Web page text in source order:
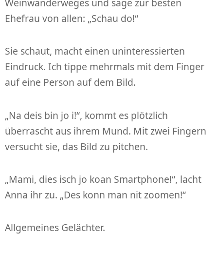
Weinwanderweges und sage zur besten
Ehefrau von allen: „Schau do!“
Sie schaut, macht einen uninteressierten
Eindruck. Ich tippe mehrmals mit dem Finger
auf eine Person auf dem Bild.
„Na deis bin jo i!“, kommt es plötzlich
überrascht aus ihrem Mund. Mit zwei Fingern
versucht sie, das Bild zu pitchen.
„Mami, dies isch jo koan Smartphone!“, lacht
Anna ihr zu. „Des konn man nit zoomen!“
Allgemeines Gelächter.